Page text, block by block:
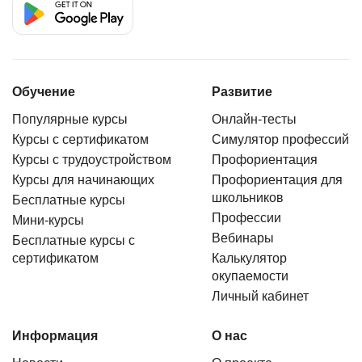
Обучение
Популярные курсы
Курсы с сертификатом
Курсы с трудоустройством
Курсы для начинающих
Бесплатные курсы
Мини-курсы
Бесплатные курсы с
сертификатом
Развитие
Онлайн-тесты
Симулятор профессий
Профориентация
Профориентация для
школьников
Профессии
Вебинары
Калькулятор
окупаемости
Личный кабинет
Информация
О нас